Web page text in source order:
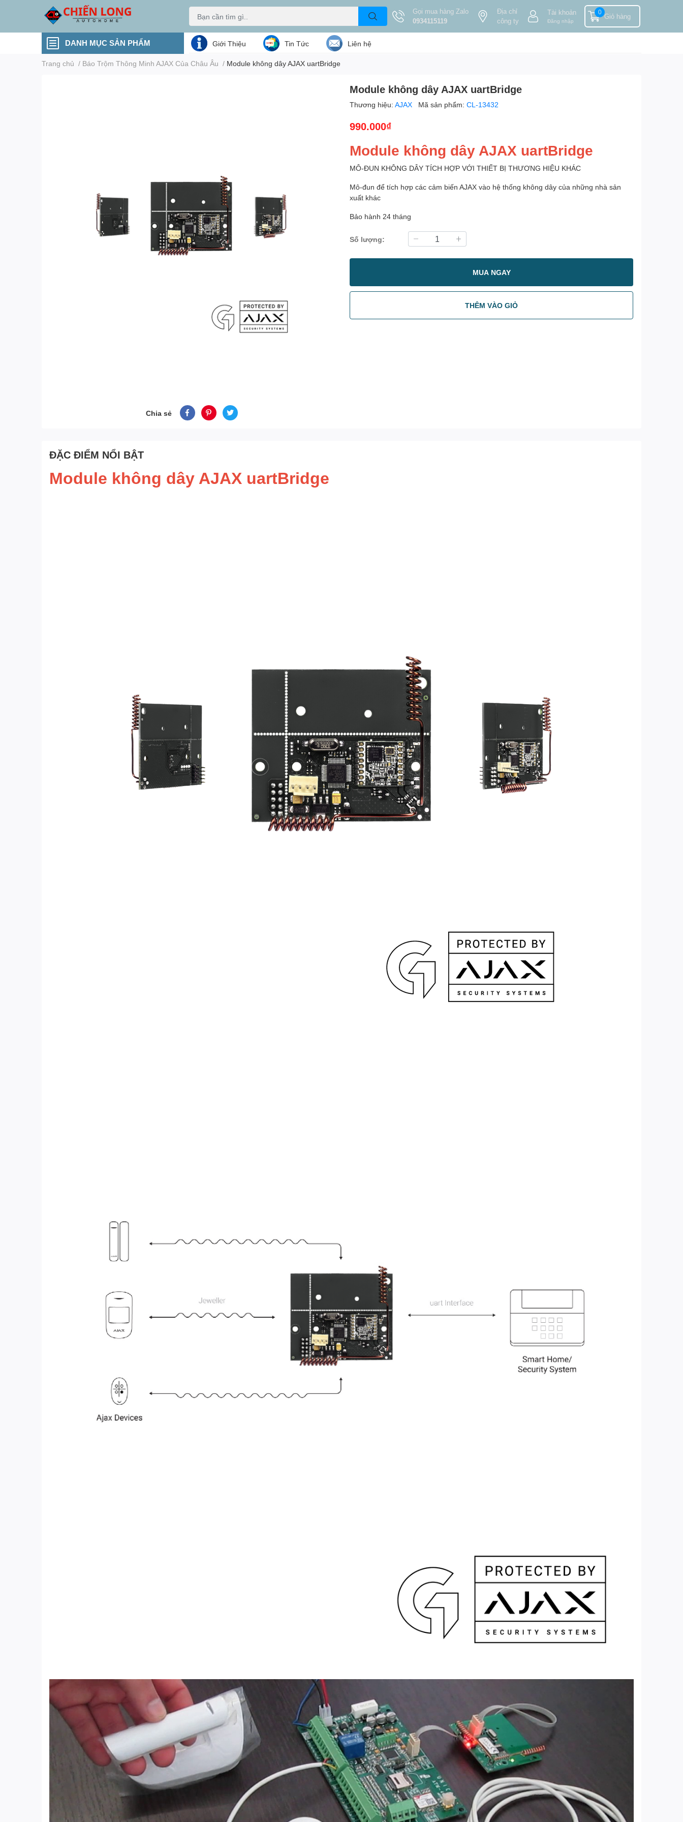
Gọi mua hàng Zalo
0934115119
Địa chỉ
công ty
Tài khoản
Đăng nhập
Giỏ hàng
0
DANH MỤC SẢN PHẨM Giới Thiệu Tin Tức Liên hệ
Trang chủ / Báo Trộm Thông Minh AJAX Của Châu Âu / Module không dây AJAX uartBridge
Chia sẻ
Module không dây AJAX uartBridge
Thương hiệu: AJAX Mã sản phẩm: CL-13432
990.000₫
Module không dây AJAX uartBridge
MÔ-ĐUN KHÔNG DÂY TÍCH HỢP VỚI THIẾT BỊ THƯƠNG HIỆU KHÁC
Mô-đun để tích hợp các cảm biến AJAX vào hệ thống không dây của những nhà sản
xuất khác
Bảo hành 24 tháng
Số lượng:
MUA NGAY
THÊM VÀO GIỎ
ĐẶC ĐIỂM NỔI BẬT
Module không dây AJAX uartBridge